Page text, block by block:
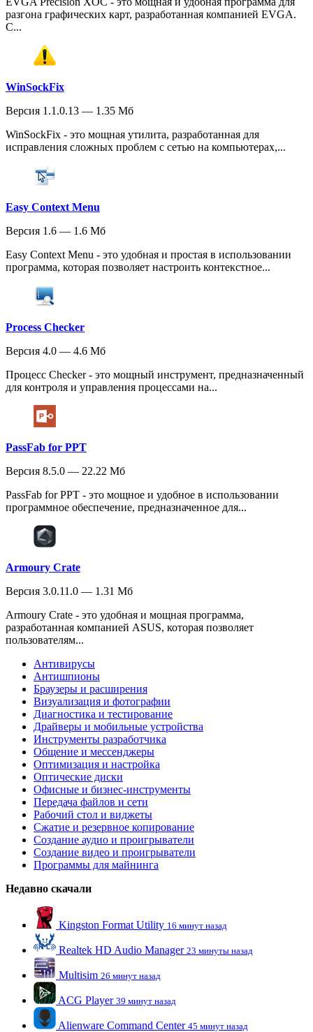
разгона графических карт, разработанная компанией EVGA.
С...
WinSockFix
Версия 1.1.0.13 — 1.35 Мб
WinSockFix - это мощная утилита, разработанная для
исправления сложных проблем с сетью на компьютерах,...
Easy Context Menu
Версия 1.6 — 1.6 Мб
Easy Context Menu - это удобная и простая в использовании
программа, которая позволяет настроить контекстное...
Process Checker
Версия 4.0 — 4.6 Мб
Процесс Checker - это мощный инструмент, предназначенный
для контроля и управления процессами на...
PassFab for PPT
Версия 8.5.0 — 22.22 Мб
PassFab for PPT - это мощное и удобное в использовании
программное обеспечение, предназначенное для...
Armoury Crate
Версия 3.0.11.0 — 1.31 Мб
Armoury Crate - это удобная и мощная программа,
разработанная компанией ASUS, которая позволяет
пользователям...
Антивирусы
Антишпионы
Браузеры и расширения
Визуализация и фотографии
Диагностика и тестирование
Драйверы и мобильные устройства
Инструменты разработчика
Общение и мессенджеры
Оптимизация и настройка
Оптические диски
Офисные и бизнес-инструменты
Передача файлов и сети
Рабочий стол и виджеты
Сжатие и резервное копирование
Создание аудио и проигрыватели
Создание видео и проигрыватели
Программы для майнинга
Недавно скачали
Kingston Format Utility 16 минут назад
Realtek HD Audio Manager 23 минуты назад
Multisim 26 минут назад
ACG Player 39 минут назад
Alienware Command Center 45 минут назад